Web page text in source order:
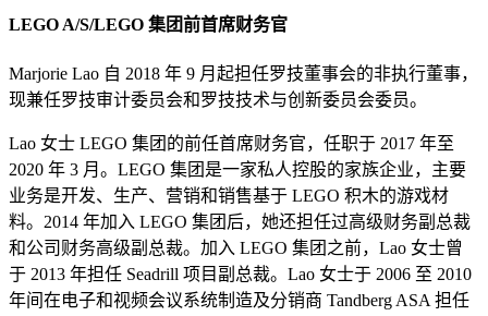
LEGO A/S/LEGO 集团前首席财务官
Marjorie Lao 自 2018 年 9 月起担任罗技董事会的非执行董事，
现兼任罗技审计委员会和罗技技术与创新委员会委员。
Lao 女士 LEGO 集团的前任首席财务官，任职于 2017 年至
2020 年 3 月。LEGO 集团是一家私人控股的家族企业，主要
业务是开发、生产、营销和销售基于 LEGO 积木的游戏材
料。2014 年加入 LEGO 集团后，她还担任过高级财务副总裁
和公司财务高级副总裁。加入 LEGO 集团之前，Lao 女士曾
于 2013 年担任 Seadrill 项目副总裁。Lao 女士于 2006 至 2010
年间在电子和视频会议系统制造及分销商 Tandberg ASA 担任